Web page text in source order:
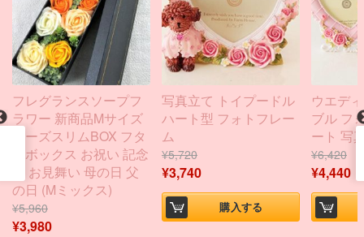
フレグランスソープフ
ラワー 新商品Mサイズ
ローズスリムBOX フタ
付ボックス お祝い 記念
日 お見舞い 母の日 父
の日 (Mミックス)
¥5,960
¥3,980
写真立て トイプードル
ハート型 フォトフレー
ム
¥5,720
¥3,740
購入する
ウエデ
ブル フ
ート 写
¥6,420
¥4,440